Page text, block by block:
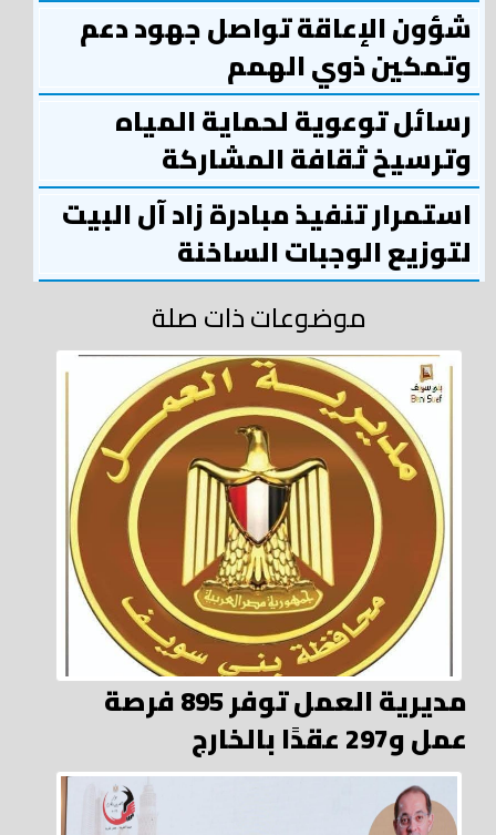
شؤون الإعاقة تواصل جهود دعم
وتمكين ذوي الهمم
رسائل توعوية لحماية المياه
وترسيخ ثقافة المشاركة
استمرار تنفيذ مبادرة زاد آل البيت
لتوزيع الوجبات الساخنة
موضوعات ذات صلة
مديرية العمل توفر 895 فرصة
عمل و297 عقدًا بالخارج